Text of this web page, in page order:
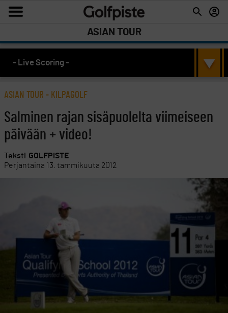
ASIAN TOUR
- Live Scoring -
ASIAN TOUR - KILPAGOLF
Salminen rajan sisäpuolelta viimeiseen
päivään + video!
Teksti GOLFPISTE
Perjantaina 13. tammikuuta 2012